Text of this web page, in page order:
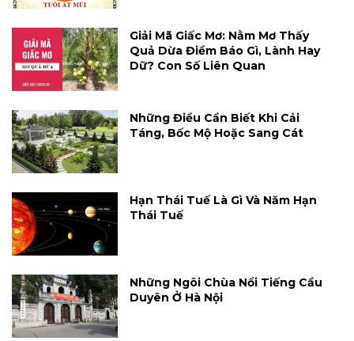
Giải Mã Giấc Mơ: Nằm Mơ Thấy
Quả Dừa Điềm Báo Gì, Lành Hay
Dữ? Con Số Liên Quan
Những Điều Cần Biết Khi Cải
Táng, Bốc Mộ Hoặc Sang Cát
Hạn Thái Tuế Là Gì Và Năm Hạn
Thái Tuế
Những Ngôi Chùa Nổi Tiếng Cầu
Duyên Ở Hà Nội